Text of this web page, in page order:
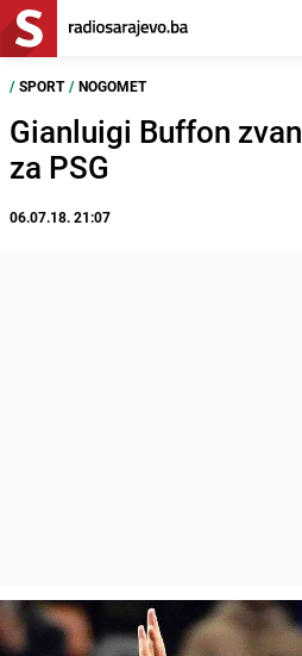
/ SPORT / NOGOMET
Gianluigi Buffon
za PSG
06.07.18. 21:07